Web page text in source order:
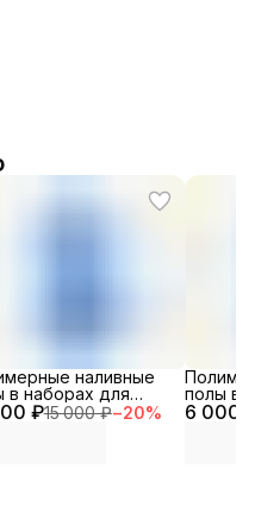
₽15 000 ₽−20%
наливные
в наборах для
особого
6 000
полы в